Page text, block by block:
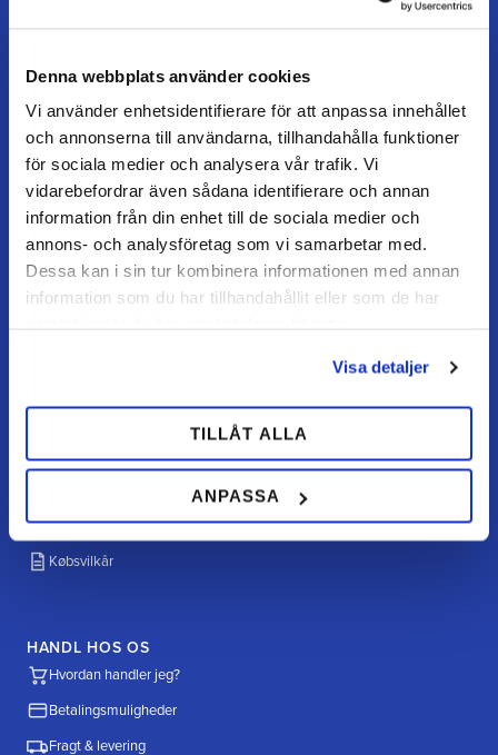
Denna webbplats använder cookies
Vi använder enhetsidentifierare för att anpassa innehållet
och annonserna till användarna, tillhandahålla funktioner
för sociala medier och analysera vår trafik. Vi
vidarebefordrar även sådana identifierare och annan
information från din enhet till de sociala medier och
annons- och analysföretag som vi samarbetar med.
Dessa kan i sin tur kombinera informationen med annan
information som du har tillhandahållit eller som de har
Visa detaljer
TILLÅT ALLA
ANPASSA
Alutorp, Frestensfällevägen 64
26996 Båstad
Åbningstider
Mandag–torsdag: 07–16
Fredag / dag før helligdag: 07–15
FAQ
Returnering / fortryd køb
Reklamation
Købsvilkår
HANDL HOS OS
Hvordan handler jeg?
Betalingsmuligheder
Fragt & levering